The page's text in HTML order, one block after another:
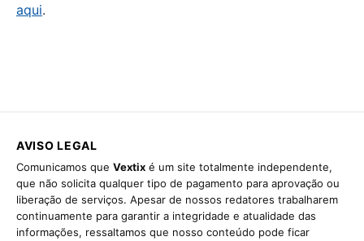
aqui.
AVISO LEGAL
Comunicamos que Vextix é um site totalmente independente,
que não solicita qualquer tipo de pagamento para aprovação ou
liberação de serviços. Apesar de nossos redatores trabalharem
continuamente para garantir a integridade e atualidade das
informações, ressaltamos que nosso conteúdo pode ficar